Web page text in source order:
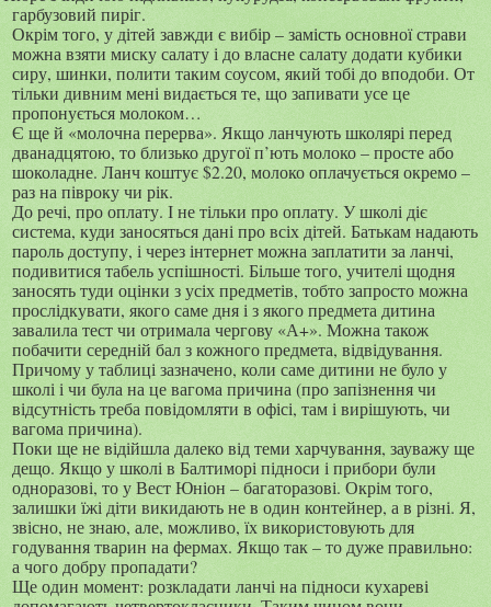
гарбузовий пиріг.
Окрім того, у дітей завжди є вибір – замість основної страви
можна взяти миску салату і до власне салату додати кубики
сиру, шинки, полити таким соусом, який тобі до вподоби. От
тільки дивним мені видається те, що запивати усе це
пропонується молоком…
Є ще й «молочна перерва». Якщо ланчують школярі перед
дванадцятою, то близько другої п’ють молоко – просте або
шоколадне. Ланч коштує$2.20, молоко оплачується окремо –
раз на півроку чи рік.
До речі, про оплату. І не тільки про оплату. У школі діє
система, куди заносяться дані про всіх дітей. Батькам надають
пароль доступу, і через інтернет можна заплатити за ланчі,
подивитися табель успішності. Більше того, учителі щодня
заносять туди оцінки з усіх предметів, тобто запросто можна
прослідкувати, якого саме дня і з якого предмета дитина
завалила тест чи отримала чергову «А+». Можна також
побачити середній бал з кожного предмета, відвідування.
Причому у таблиці зазначено, коли саме дитини не було у
школі і чи була на це вагома причина (про запізнення чи
відсутність треба повідомляти в офісі, там і вирішують, чи
вагома причина).
Поки ще не відійшла далеко від теми харчування, зауважу ще
дещо. Якщо у школі в Балтиморі підноси і прибори були
одноразові, то у Вест Юніон – багаторазові. Окрім того,
залишки їжі діти викидають не в один контейнер, а в різні. Я,
звісно, не знаю, але, можливо, їх використовують для
годування тварин на фермах. Якщо так – то дуже правильно:
а чого добру пропадати?
Ще один момент: розкладати ланчі на підноси кухареві